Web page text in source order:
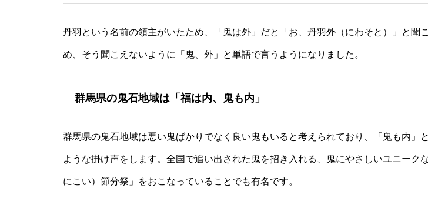
丹羽という名前の領主がいたため、「鬼は外」だと「お、丹羽外（にわそと）」と聞
め、そう聞こえないように「鬼、外」と単語で言うようになりました。
群馬県の鬼石地域は「福は内、鬼も内」
群馬県の鬼石地域は悪い鬼ばかりでなく良い鬼もいると考えられており、「鬼も内」
ような掛け声をします。全国で追い出された鬼を招き入れる、鬼にやさしいユニーク
にこい）節分祭」をおこなっていることでも有名です。